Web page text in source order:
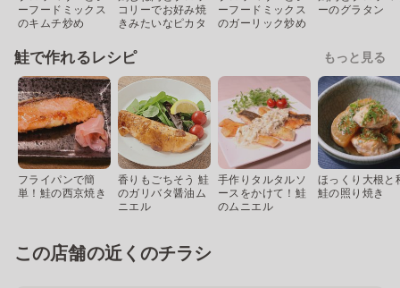
ーフードミックス
のキムチ炒め
コリーでお好み焼
きみたいなピカタ
ーフードミックス
のガーリック炒め
ーのグラタン
鮭で作れるレシピ もっと見る
フライパンで簡
単！鮭の西京焼き
香りもごちそう 鮭
のガリバタ醤油ム
ニエル
手作りタルタルソ
ースをかけて！鮭
のムニエル
ほっくり大根と
鮭の照り焼き
この店舗の近くのチラシ